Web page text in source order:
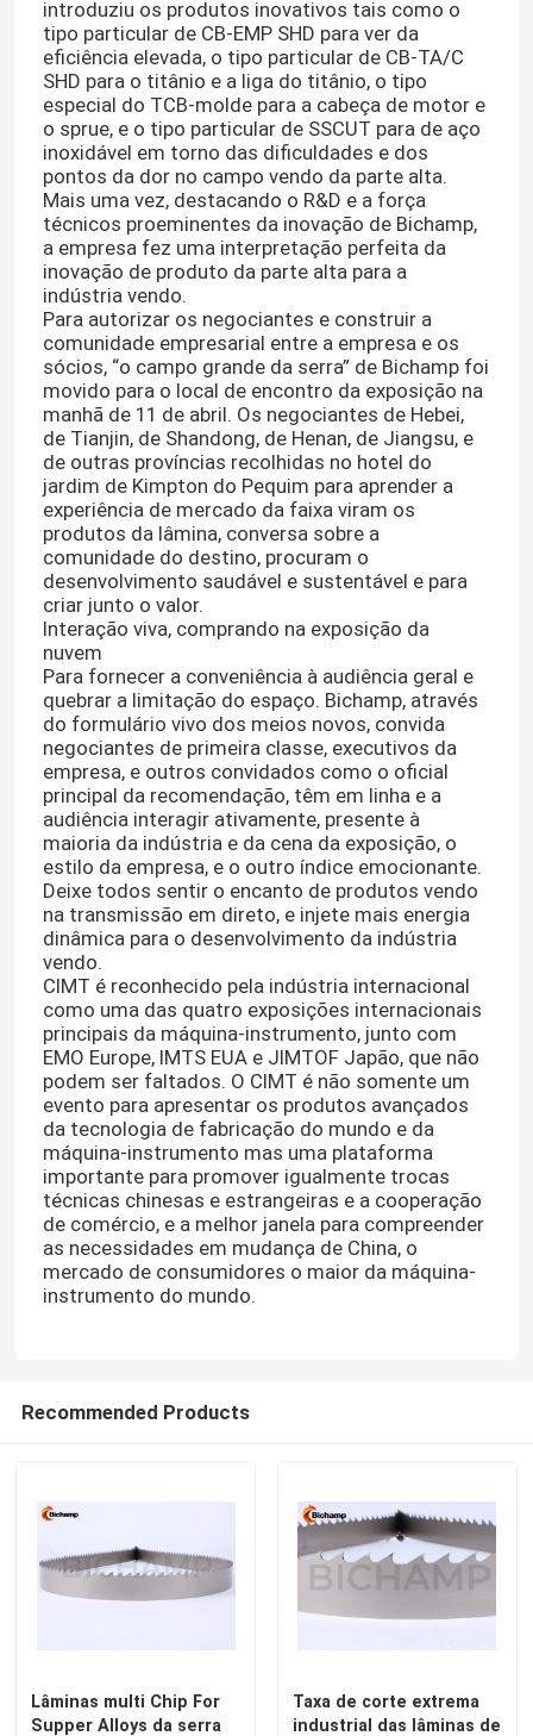
Excursão da fábrica
Controle da qualidade
Contacte-nos
Notícia
Peça umas citações
Lâminas da serra de fita do metal do Bi
Lâminas derrubadas carboneto da serra de fita
Lâmina de uso geral da serra de fita
Lâminas industriais da serra de fita
Lâminas da serra de fita do corte do metal
Lâmina de serra revestida da faixa
Lâmina de corte de alumínio da serra de fita
Lâminas de corte de madeira da serra de fita
Lâminas de aço inoxidável da serra de fita
Lâminas verticais da serra de fita
introduziu os produtos inovativos tais como o
tipo particular de CB-EMP SHD para ver da
eficiência elevada, o tipo particular de CB-TA/C
SHD para o titânio e a liga do titânio, o tipo
especial do TCB-molde para a cabeça de motor e
o sprue, e o tipo particular de SSCUT para de aço
inoxidável em torno das dificuldades e dos
pontos da dor no campo vendo da parte alta.
Mais uma vez, destacando o R&D e a força
técnicos proeminentes da inovação de Bichamp,
a empresa fez uma interpretação perfeita da
inovação de produto da parte alta para a
indústria vendo.
Para autorizar os negociantes e construir a
comunidade empresarial entre a empresa e os
sócios, “o campo grande da serra” de Bichamp foi
movido para o local de encontro da exposição na
manhã de 11 de abril. Os negociantes de Hebei,
de Tianjin, de Shandong, de Henan, de Jiangsu, e
de outras províncias recolhidas no hotel do
jardim de Kimpton do Pequim para aprender a
experiência de mercado da faixa viram os
produtos da lâmina, conversa sobre a
comunidade do destino, procuram o
desenvolvimento saudável e sustentável e para
criar junto o valor.
Interação viva, comprando na exposição da
nuvem
Para fornecer a conveniência à audiência geral e
quebrar a limitação do espaço. Bichamp, através
do formulário vivo dos meios novos, convida
negociantes de primeira classe, executivos da
empresa, e outros convidados como o oficial
principal da recomendação, têm em linha e a
audiência interagir ativamente, presente à
maioria da indústria e da cena da exposição, o
estilo da empresa, e o outro índice emocionante.
Deixe todos sentir o encanto de produtos vendo
na transmissão em direto, e injete mais energia
dinâmica para o desenvolvimento da indústria
vendo.
CIMT é reconhecido pela indústria internacional
como uma das quatro exposições internacionais
principais da máquina-instrumento, junto com
EMO Europe, IMTS EUA e JIMTOF Japão, que não
podem ser faltados. O CIMT é não somente um
evento para apresentar os produtos avançados
da tecnologia de fabricação do mundo e da
máquina-instrumento mas uma plataforma
importante para promover igualmente trocas
técnicas chinesas e estrangeiras e a cooperação
de comércio, e a melhor janela para compreender
as necessidades em mudança de China, o
mercado de consumidores o maior da máquina-
instrumento do mundo.
Recommended Products
Lâminas multi Chip For
Supper Alloys da serra
Taxa de corte extrema
industrial das lâminas de